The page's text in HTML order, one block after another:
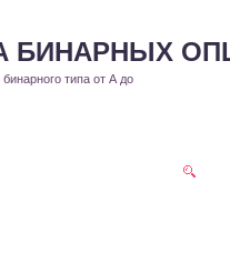
БИНАРНЫХ
типа от А до